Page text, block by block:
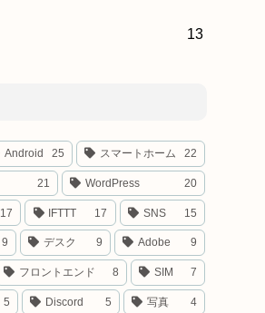
13
Android 25 スマートホーム 22
21 WordPress 20
17 IFTTT 17 SNS 15
9 デスク 9 Adobe 9
フロントエンド 8 SIM 7
5 Discord 5 写真 4